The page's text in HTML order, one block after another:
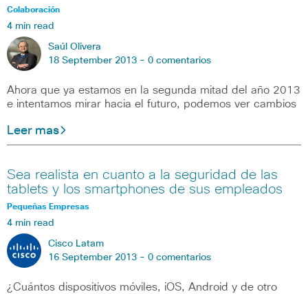
Colaboración
4 min read
Saúl Olivera
18 September 2013 - 0 comentarios
Ahora que ya estamos en la segunda mitad del año 2013
e intentamos mirar hacia el futuro, podemos ver cambios
Leer mas
Sea realista en cuanto a la seguridad de las
tablets y los smartphones de sus empleados
Pequeñas Empresas
4 min read
Cisco Latam
16 September 2013 - 0 comentarios
¿Cuántos dispositivos móviles, iOS, Android y de otro